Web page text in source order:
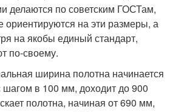
делаются по советским ГОСТам,
ориентируются на эти размеры, а
на якобы единый стандарт,
по-своему.
ширина полотна начинается
в 100 мм, доходит до 900
полотна, начиная от 690 мм,